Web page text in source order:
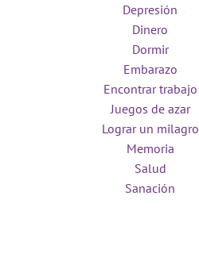
Depresión
Dinero
Dormir
Embarazo
Encontrar trabajo
Juegos de azar
Lograr un milagro
Memoria
Salud
Sanación